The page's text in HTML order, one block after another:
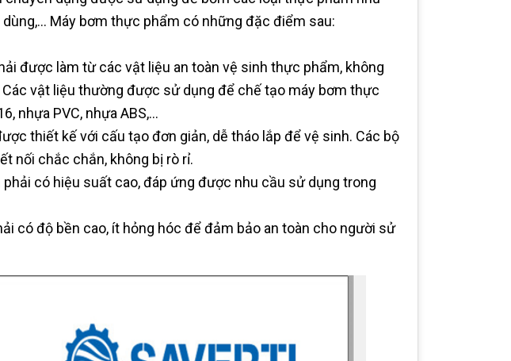
Máy bơm thực phẩm có những đặc điểm sau:
được làm từ các vật liệu an toàn vệ sinh thực phẩm, không
vật liệu thường được sử dụng để chế tạo máy bơm thực
nhựa PVC, nhựa ABS,...
thiết kế với cấu tạo đơn giản, dễ tháo lắp để vệ sinh. Các bộ
nối chắc chắn, không bị rò rỉ.
có hiệu suất cao, đáp ứng được nhu cầu sử dụng trong
có độ bền cao, ít hỏng hóc để đảm bảo an toàn cho người sử